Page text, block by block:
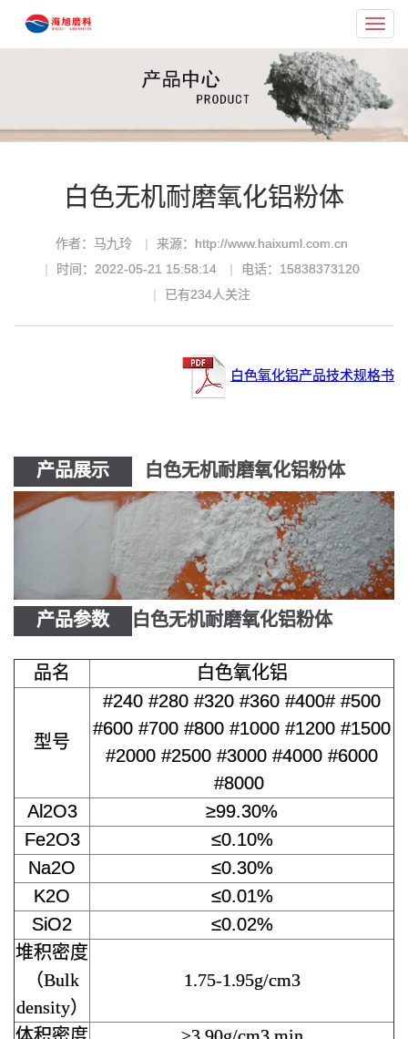
白色无机耐磨氧化铝粉体
作者：马九玲
来源：http://www.haixuml.com.cn
时间：2022-05-21 15:58:14
电话：15838373120
已有234人关注
白色氧化铝产品技术规格书
产品展示 白色无机耐磨氧化铝粉体
产品参数 白色无机耐磨氧化铝粉体
品名 白色氧化铝
型号
#240 #280 #320 #360 #400# #500
#600 #700 #800 #1000 #1200 #1500
#2000 #2500 #3000 #4000 #6000
#8000
Al2O3
≥99.30%
Fe2O3
≤0.10%
Na2O
≤0.30%
K2O
≤0.01%
SiO2
≤0.02%
堆积密度
（Bulk
density）
1.75-1.95g/cm3